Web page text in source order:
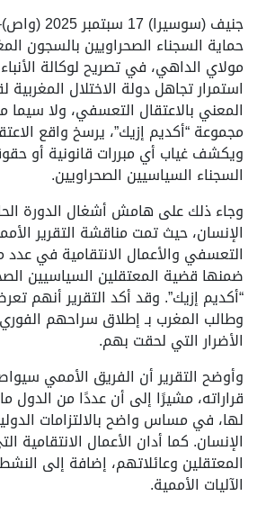
جنيف
حماية السجناء الصحراويين بالسجون
مولاي الداهي، في تصريح لوكالة
استمرار تجاهل دولة الاختلال المغربية
المعني بالاعتقال التعسفي، ولا سيما
مجموعة “أكديم إزيك”، يرسخ واقع
ويكشف غياب أي مبررات قانونية أو
السجناء السياسيين الصحراويين.
وجاء ذلك على هامش أشغال الدورة
الإنسان، حيث تمت مناقشة التقرير
التعسفي والأعمال الانتقامية في عدد
ضمنها قضية المعتقلين السياسيين
“أكديم إزيك”. وقد أكد التقرير أنهم
وطالب المغرب بـ إطلاق سراحهم
الأضرار التي لحقت بهم.
وأوضح التقرير أن الفريق الأممي
قراراته، مشيرًا إلى أن عددًا من الدول
لها، في مساس واضح بالالتزامات
الإنسان. كما أدان الأعمال
المعتقلين وعائلاتهم، إضافة إلى
الآليات الأممية.